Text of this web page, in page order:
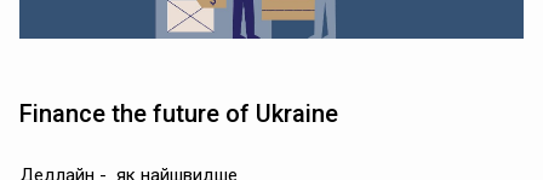
Finance the future of Ukraine
Дедлайн - як найшвидше